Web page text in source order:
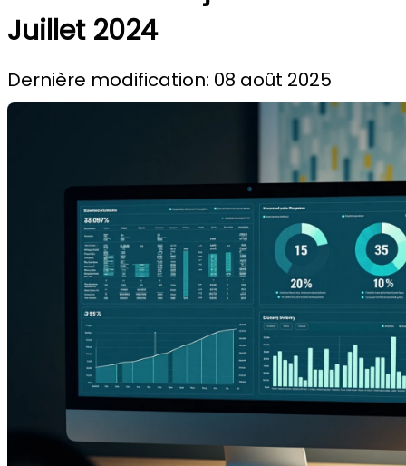
Juillet 2024
Dernière modification: 08 août 2025